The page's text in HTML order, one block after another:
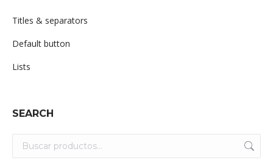
Titles & separators
Default button
Lists
SEARCH